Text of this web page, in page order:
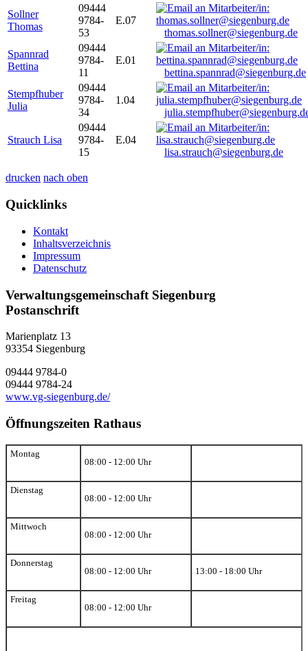
Sollner
Thomas
09444
9784-
53
E.07
thomas.sollner@siegenburg.de
Spannrad
Bettina
09444
9784-
11
E.01
bettina.spannrad@siegenburg.de
Stempfhuber
Julia
09444
9784-
34
1.04
Strauch Lisa
09444
9784-
15
E.04
lisa.strauch@siegenburg.de
drucken nach oben
Quicklinks
Kontakt
Inhaltsverzeichnis
Impressum
Datenschutz
Verwaltungsgemeinschaft Siegenburg
Postanschrift
Marienplatz 13
93354 Siegenburg
09444 9784-0
09444 9784-24
www.vg-siegenburg.de/
Öffnungszeiten Rathaus
Montag
08:00 - 12:00 Uhr
Dienstag
08:00 - 12:00 Uhr
Mittwoch
08:00 - 12:00 Uhr
Donnerstag
08:00 - 12:00 Uhr
13:00 - 18:00 Uhr
Freitag
08:00 - 12:00 Uhr